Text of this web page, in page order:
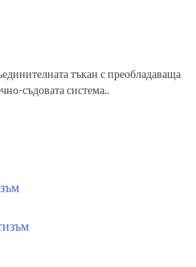
тъкан с преобладаваща
съдовата система..